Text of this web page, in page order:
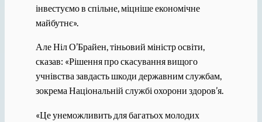
інвестуємо в спільне, міцніше економічне
майбутнє».
Але Ніл О’Брайен, тіньовий міністр освіти,
сказав: «Рішення про скасування вищого
учнівства завдасть шкоди державним службам,
зокрема Національній службі охорони здоров’я.
«Це унеможливить для багатьох молодих